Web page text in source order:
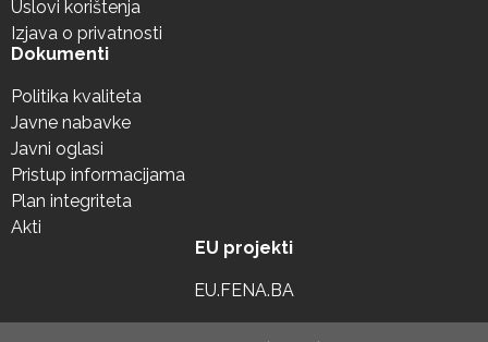
Uslovi korištenja
Izjava o privatnosti
Dokumenti
Politika kvaliteta
Javne nabavke
Javni oglasi
Pristup informacijama
Plan integriteta
Akti
EU projekti
EU.FENA.BA